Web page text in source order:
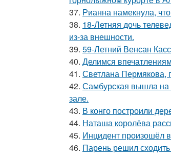
37. Рианна намекнула,
38. 18-Летняя дочь
из-за внешности.
39. 59-Летний Венсан
40. Делимся
41. Светлана Пермякова,
42. Самбурская вышла на
зале.
43. В конго построили
44. Наташа королёва
45. Инцидент произошёл
46. Парень решил